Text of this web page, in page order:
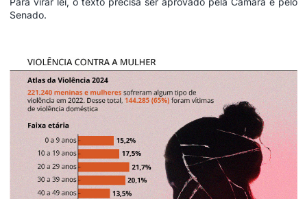
Senado.